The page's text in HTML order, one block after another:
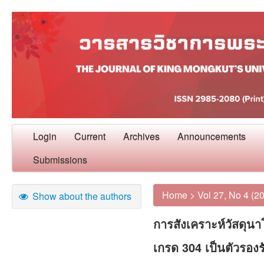
Login Current Archives Announcements
Submissions
Show about the authors Home > Vol 27, No 4
การสังเคราะห์วัสดุน
เกรด 304 เป็นตัวรอ